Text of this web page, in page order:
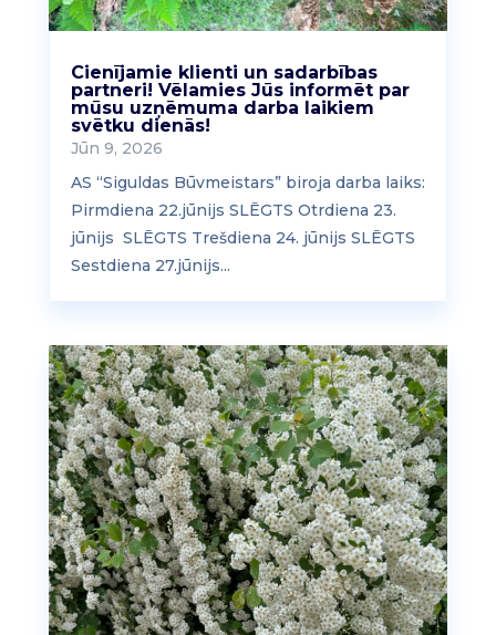
Cienījamie klienti un sadarbības
partneri! Vēlamies Jūs informēt par
mūsu uzņēmuma darba laikiem
svētku dienās!
Jūn 9, 2026
AS “Siguldas Būvmeistars” biroja darba laiks:
Pirmdiena 22.jūnijs SLĒGTS Otrdiena 23.
jūnijs SLĒGTS Trešdiena 24. jūnijs SLĒGTS
Sestdiena 27.jūnijs...